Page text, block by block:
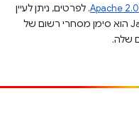
Apache 2.0. לפרטים, ניתן לעיין
.‏ Java הוא סימן מסחרי רשום של